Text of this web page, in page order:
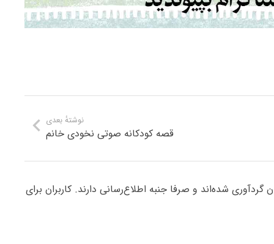
نوشتهٔ بعدی
قصه کودکانه صوتی نخودی خانم
شده‌اند و صرفا جنبه اطلاع‌رسانی دارند. کاربران برای